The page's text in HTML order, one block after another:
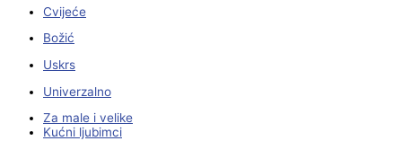
Cvijeće
Božić
Uskrs
Univerzalno
Za male i velike
Kućni ljubimci